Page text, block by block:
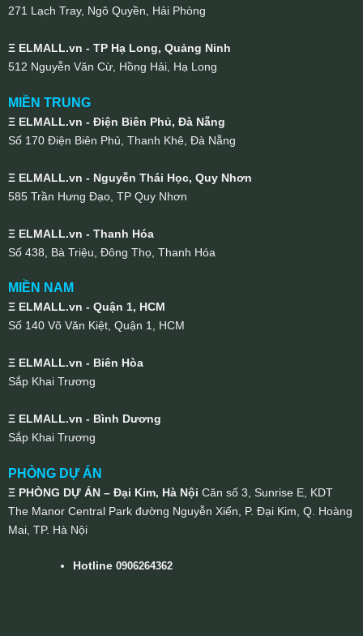
271 Lạch Tray, Ngô Quyền, Hải Phòng
Ξ ELMALL.vn - TP Hạ Long, Quảng Ninh
512 Nguyễn Văn Cừ, Hồng Hải, Hạ Long
MIỀN TRUNG
Ξ ELMALL.vn - Điện Biên Phủ, Đà Nẵng
Số 170 Điện Biên Phủ, Thanh Khê, Đà Nẵng
Ξ ELMALL.vn - Nguyễn Thái Học, Quy Nhơn
585 Trần Hưng Đạo, TP Quy Nhơn
Ξ ELMALL.vn - Thanh Hóa
Số 438, Bà Triệu, Đông Thọ, Thanh Hóa
MIỀN NAM
Ξ ELMALL.vn - Quận 1, HCM
Số 140 Võ Văn Kiệt, Quận 1, HCM
Ξ ELMALL.vn - Biên Hòa
Sắp Khai Trương
Ξ ELMALL.vn - Bình Dương
Sắp Khai Trương
PHÒNG DỰ ÁN
Ξ PHÒNG DỰ ÁN – Đại Kim, Hà Nội Căn số 3, Sunrise E, KDT
The Manor Central Park đường Nguyễn Xiển, P. Đại Kim, Q. Hoàng
Mai, TP. Hà Nội
Hotline0906264362